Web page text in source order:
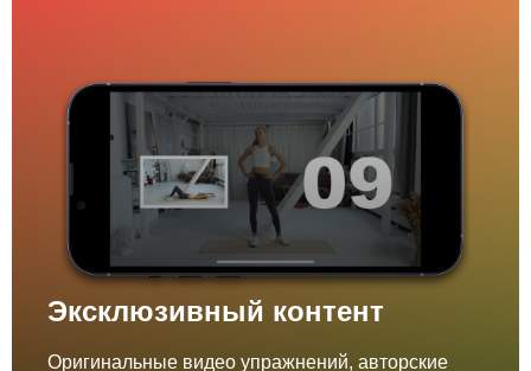
Эксклюзивный контент
Оригинальные видео упражнений, авторские